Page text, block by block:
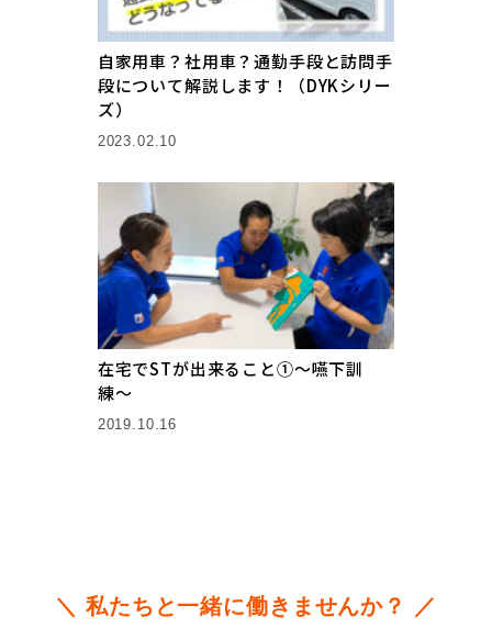
自家用車？社用車？通勤手段と訪問手
段について解説します！（DYKシリー
ズ）
2023.02.10
在宅でSTが出来ること①〜嚥下訓
練〜
2019.10.16
＼ 私たちと一緒に働きませんか？ ／